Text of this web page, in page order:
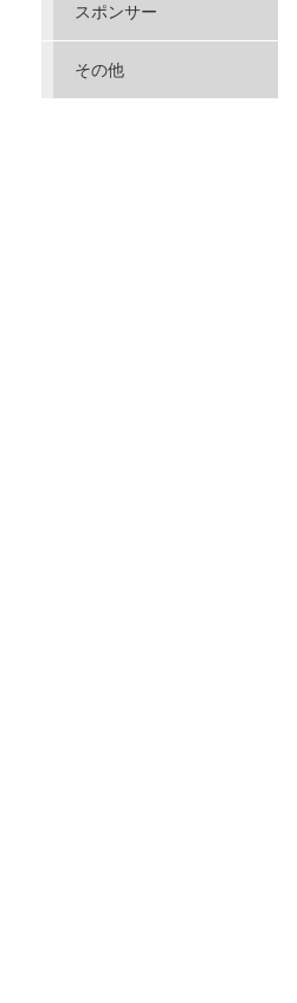
スポンサー
その他